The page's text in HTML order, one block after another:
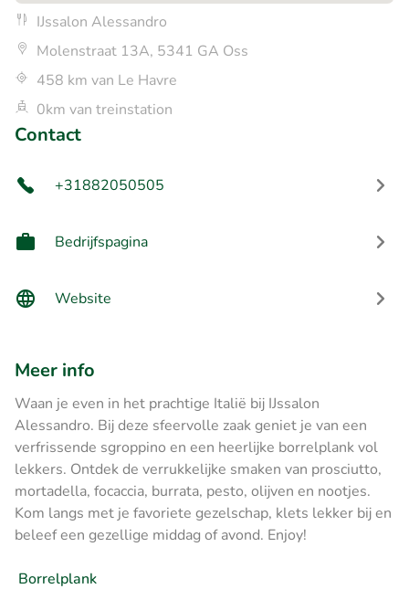
IJssalon Alessandro
Molenstraat 13A, 5341 GA Oss
458 km van Le Havre
0km van treinstation
Contact
+31882050505
Bedrijfspagina
Website
Meer info
Waan je even in het prachtige Italië bij IJssalon
Alessandro. Bij deze sfeervolle zaak geniet je van een
verfrissende sgroppino en een heerlijke borrelplank vol
lekkers. Ontdek de verrukkelijke smaken van prosciutto,
mortadella, focaccia, burrata, pesto, olijven en nootjes.
Kom langs met je favoriete gezelschap, klets lekker bij en
beleef een gezellige middag of avond. Enjoy!
Borrelplank